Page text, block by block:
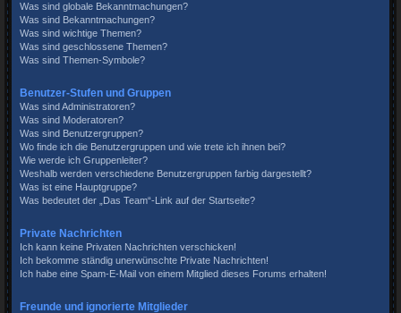
Was sind globale Bekanntmachungen?
Was sind Bekanntmachungen?
Was sind wichtige Themen?
Was sind geschlossene Themen?
Was sind Themen-Symbole?
Benutzer-Stufen und Gruppen
Was sind Administratoren?
Was sind Moderatoren?
Was sind Benutzergruppen?
Wo finde ich die Benutzergruppen und wie trete ich ihnen bei?
Wie werde ich Gruppenleiter?
Weshalb werden verschiedene Benutzergruppen farbig dargestellt?
Was ist eine Hauptgruppe?
Was bedeutet der „Das Team“-Link auf der Startseite?
Private Nachrichten
Ich kann keine Privaten Nachrichten verschicken!
Ich bekomme ständig unerwünschte Private Nachrichten!
Ich habe eine Spam-E-Mail von einem Mitglied dieses Forums erhalten!
Freunde und ignorierte Mitglieder